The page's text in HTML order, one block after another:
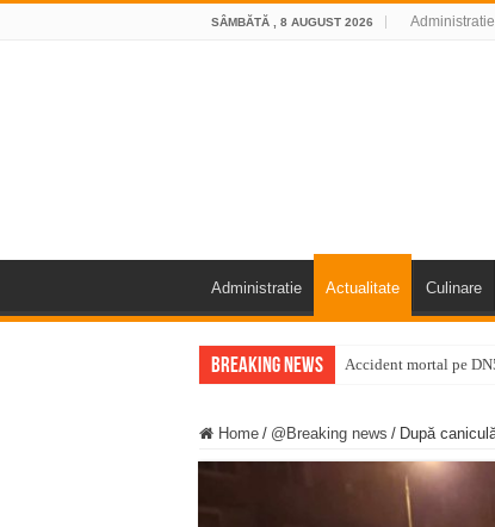
SÂMBĂTĂ , 8 AUGUST 2026 Administratie
Administratie Actualitate Culinare
Breaking News Accident mortal pe
Furtuna și vijelia au
Întreruperi temporare
ANUNŢ OPRIRE
Home / @Breaking news / După